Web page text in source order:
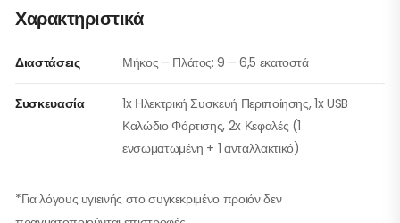
Χαρακτηριστικά
Διαστάσεις Μήκος – Πλάτος: 9 – 6,5 εκατοστά
Συσκευασία
1x Ηλεκτρική Συσκευή Περιποίησης, 1x USB
Καλώδιο Φόρτισης, 2x Κεφαλές (1
ενσωματωμένη + 1 ανταλλακτικό)
*Για λόγους υγιεινής στο συγκεκριμένο προιόν δεν